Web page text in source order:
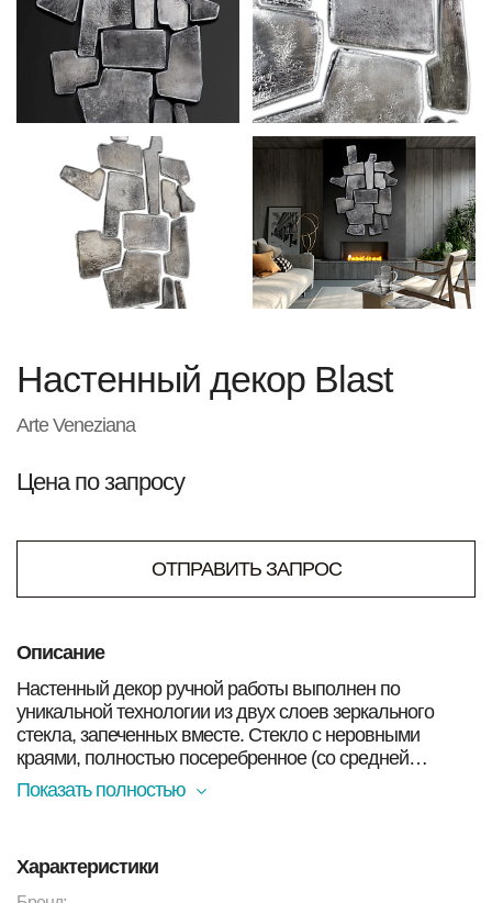
Настенный декор Blast
Arte Veneziana
Цена по запросу
ОТПРАВИТЬ ЗАПРОС
Описание
Настенный декор ручной работы выполнен по
уникальной технологии из двух слоев зеркального
стекла, запеченных вместе. Стекло с неровными
краями, полностью посеребренное (со средней
степенью старения). Деревянная структура крашена
Показать полностью
Характеристики